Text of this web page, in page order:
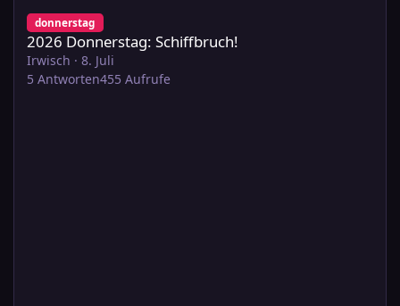
2026 Donnerstag: Schiffbruch!
donnerstag
2026 Donnerstag: Schiffbruch!
Irwisch · 8. Juli
5 Antworten455 Aufrufe